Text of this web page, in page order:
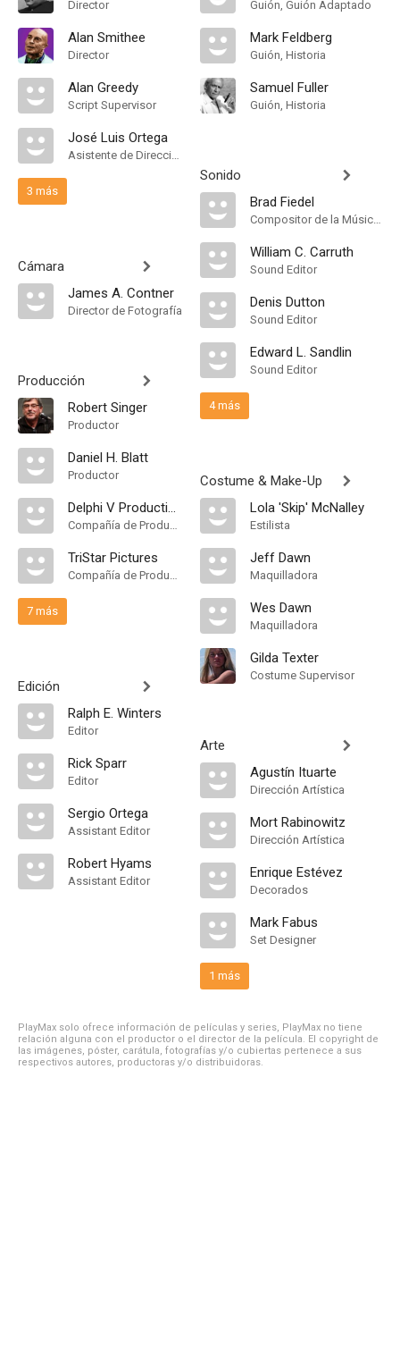
Director
Alan Smithee
Director
Alan Greedy
Script Supervisor
José Luis Ortega
Asistente de Dirección
3 más
Cámara
James A. Contner
Director de Fotografía
Producción
Robert Singer
Productor
Daniel H. Blatt
Productor
Delphi V Productions
Compañía de Produccion
TriStar Pictures
Compañía de Produccion
7 más
Edición
Ralph E. Winters
Editor
Rick Sparr
Editor
Sergio Ortega
Assistant Editor
Robert Hyams
Assistant Editor
Guión, Guión Adaptado
Mark Feldberg
Guión, Historia
Samuel Fuller
Guión, Historia
Sonido
Brad Fiedel
Compositor de la Música Original
William C. Carruth
Sound Editor
Denis Dutton
Sound Editor
Edward L. Sandlin
Sound Editor
4 más
Costume & Make-Up
Lola 'Skip' McNalley
Estilista
Jeff Dawn
Maquilladora
Wes Dawn
Maquilladora
Gilda Texter
Costume Supervisor
Arte
Agustín Ituarte
Dirección Artística
Mort Rabinowitz
Dirección Artística
Enrique Estévez
Decorados
Mark Fabus
Set Designer
1 más
PlayMax solo ofrece información de películas y series, PlayMax no tiene
relación alguna con el productor o el director de la película. El copyright de
las imágenes, póster, carátula, fotografías y/o cubiertas pertenece a sus
respectivos autores, productoras y/o distribuidoras.